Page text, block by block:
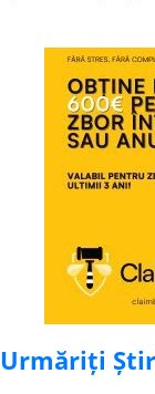
Urmăriți